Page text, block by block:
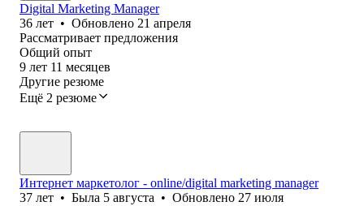
Digital Marketing Manager
36 лет • Обновлено 21 апреля
Рассматривает предложения
Общий опыт
9 лет 11 месяцев
Другие резюме
Ещё 2 резюме
Интернет маркетолог - online/digital marketing manager
37 лет • Была 5 августа • Обновлено 27 июля